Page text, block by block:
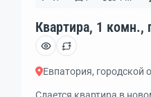
Квартира, 1
код: 340841
Евпатория, городской